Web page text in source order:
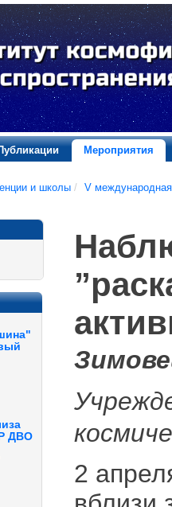
Мероприятия
и школы / V
ДВО
2